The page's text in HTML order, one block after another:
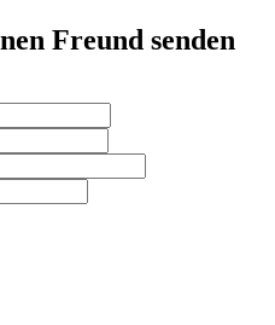
Freund senden